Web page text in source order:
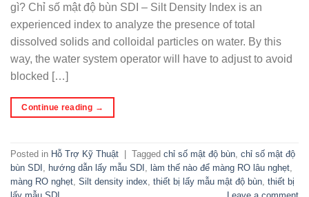
gì? Chỉ số mật độ bùn SDI – Silt Density Index is an
experienced index to analyze the presence of total
dissolved solids and colloidal particles on water. By this
way, the water system operator will have to adjust to avoid
blocked […]
Continue reading →
Posted in Hỗ Trợ Kỹ Thuật Tagged chỉ số mật độ bùn, chỉ số mật độ
bùn SDI , hướng dẫn lấy mẫu SDI , làm thế nào để màng RO lâu nghẹt,
màng RO nghẹt, Silt density index, thiết bị lấy mẫu mật độ bùn, thiết bị